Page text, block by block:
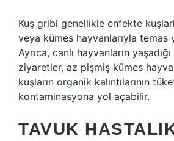
Kuş gribi genellikle enfekte
veya kümes hayvanlarıyla temas
Ayrıca, canlı hayvanların
ziyaretler, az pişmiş kümes
kuşların organik kalıntılarının
kontaminasyona yol açabilir.
TAVUK